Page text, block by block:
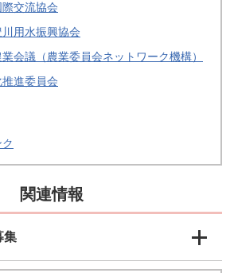
交流協会
用水振興協会
会議（農業委員会ネットワーク機構）
進委員会
関連情報
集